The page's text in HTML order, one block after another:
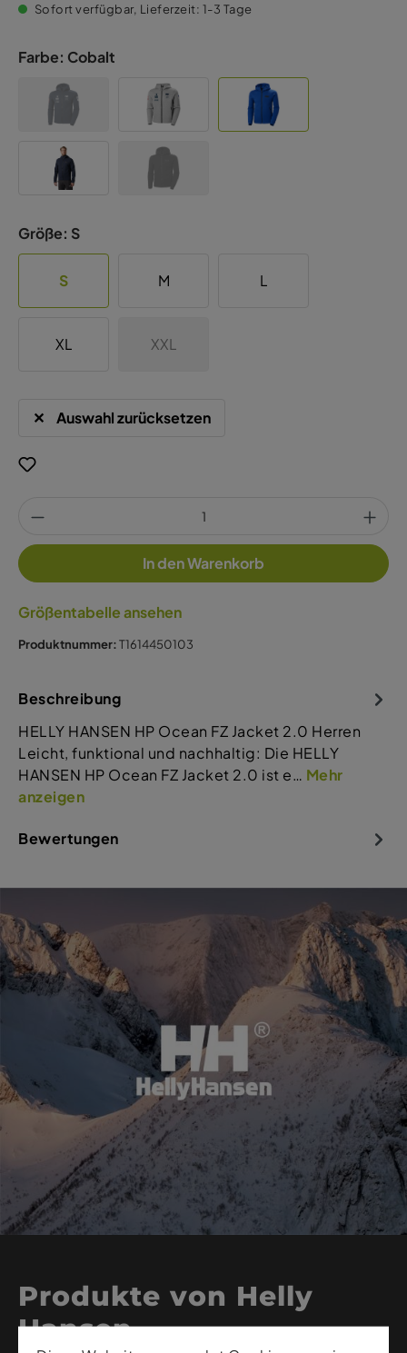
Sofort verfügbar, Lieferzeit: 1-3 Tage
Farbe: Cobalt
Größe: S
S M L
XL XXL
Auswahl zurücksetzen
In den Warenkorb
Größentabelle ansehen
Produktnummer:T1614450103
Beschreibung
HELLY HANSEN HP Ocean FZ Jacket 2.0 Herren
Leicht, funktional und nachhaltig: Die HELLY
HANSEN HP Ocean FZ Jacket 2.0 ist e… Mehr
anzeigen
Bewertungen
Produkte von Helly
Hansen